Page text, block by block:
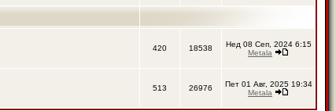
420 18538
Нед 08 Сеп, 2024 6:15
Metala
513 26976
Пет 01 Авг, 2025 19:34
Metala